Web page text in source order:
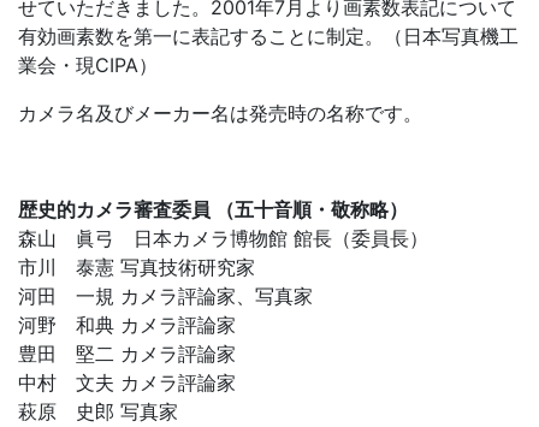
せていただきました。2001年7月より画素数表記について
有効画素数を第一に表記することに制定。（日本写真機工
業会・現CIPA）
カメラ名及びメーカー名は発売時の名称です。
歴史的カメラ審査委員 （五十音順・敬称略）
森山 眞弓 日本カメラ博物館 館長（委員長）
市川 泰憲 写真技術研究家
河田 一規 カメラ評論家、写真家
河野 和典 カメラ評論家
豊田 堅二 カメラ評論家
中村 文夫 カメラ評論家
萩原 史郎 写真家